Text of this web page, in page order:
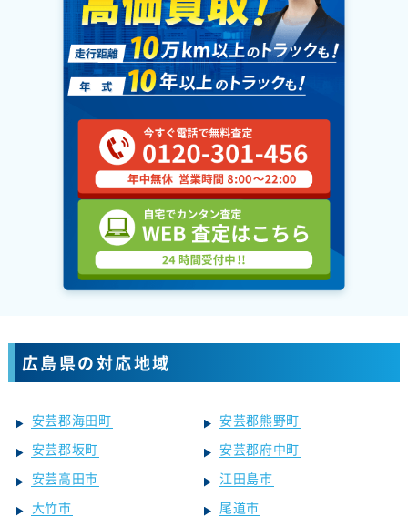
広島県の対応地域
安芸郡海田町
安芸郡熊野町
安芸郡坂町
安芸郡府中町
安芸高田市
江田島市
大竹市
尾道市